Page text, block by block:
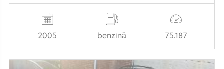
2005 benzină 75.187